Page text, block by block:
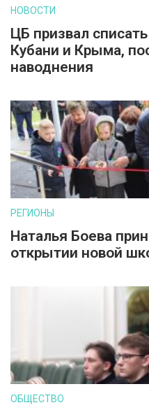
НОВОСТИ
ЦБ призвал
Кубани и Крыма,
наводнения
РЕГИОНЫ
Наталья Боева
открытии новой
ОБЩЕСТВО